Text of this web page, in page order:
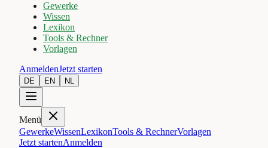
Gewerke
Wissen
Lexikon
Tools & Rechner
Vorlagen
AnmeldenJetzt starten
DE EN NL
Menü
GewerkeWissenLexikonTools & RechnerVorlagen
Jetzt startenAnmelden